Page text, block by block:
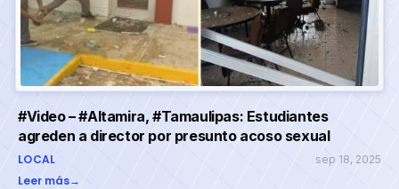
#Video – #Altamira, #Tamaulipas: Estudiantes
agreden a director por presunto acoso sexual
LOCAL sep 18, 2025
Leer más→